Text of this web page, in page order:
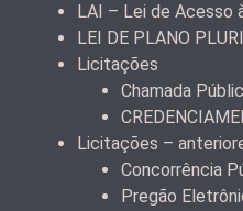
LAI – Lei de Acesso
LEI DE PLANO
Licitações
Chamada
Licitações –
Concorrência
Pregão